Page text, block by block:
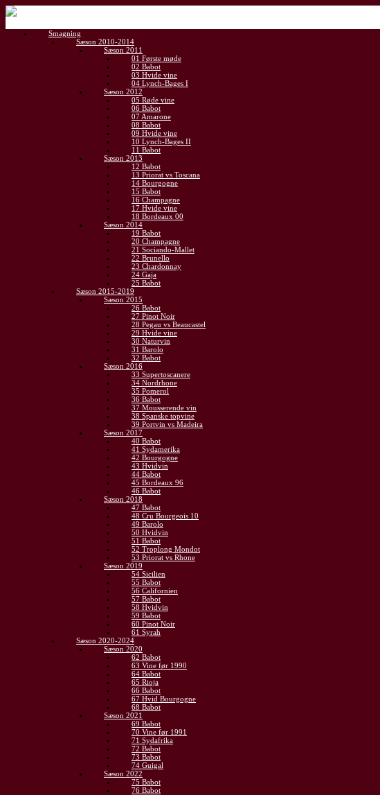
Gå
indhold
Smagning
Sæson 2010-2014
Sæson 2011
01 Første møde
02 Babot
03 Hvide vine
04 Lynch-Bages I
Sæson 2012
05 Røde vine
06 Babot
07 Amarone
08 Babot
09 Hvide vine
10 Lynch-Bages II
11 Babot
Sæson 2013
12 Babot
13 Priorat vs Toscana
14 Bourgogne
15 Babot
16 Champagne
17 Hvide vine
18 Bordeaux 00
Sæson 2014
19 Babot
20 Champagne
21 Sociando-Mallet
22 Brunello
23 Chardonnay
24 Gaja
25 Babot
Sæson 2015-2019
Sæson 2015
26 Babot
27 Pinot Noir
28 Pegau vs Beaucastel
29 Hvide vine
30 Naturvin
31 Barolo
32 Babot
Sæson 2016
33 Supertoscanere
34 Nordrhone
35 Pomerol
36 Babot
37 Mousserende vin
38 Spanske topvine
39 Portvin vs Madeira
Sæson 2017
40 Babot
41 Sydamerika
42 Bourgogne
43 Hvidvin
44 Babot
45 Bordeaux 96
46 Babot
Sæson 2018
47 Babot
48 Cru Bourgeois 10
49 Barolo
50 Hvidvin
51 Babot
52 Troplong Mondot
53 Priorat vs Rhone
Sæson 2019
54 Sicilien
55 Babot
56 Californien
57 Babot
58 Hvidvin
59 Babot
60 Pinot Noir
61 Syrah
Sæson 2020-2024
Sæson 2020
62 Babot
63 Vine før 1990
64 Babot
65 Rioja
66 Babot
67 Hvid Bourgogne
68 Babot
Sæson 2021
69 Babot
70 Vine før 1991
71 Sydafrika
72 Babot
73 Babot
74 Guigal
Sæson 2022
75 Babot
76 Babot